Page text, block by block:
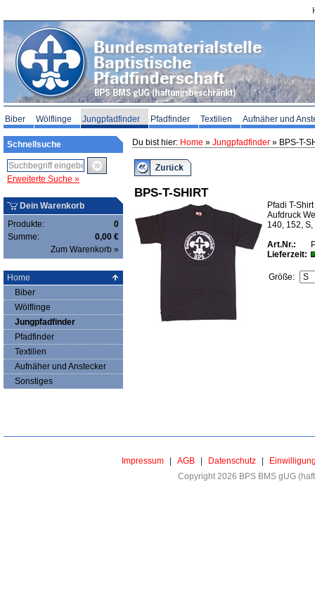
Biber Wölflinge Jungpfadfinder Pfadfinder Textilien Aufnäher und
Schnellsuche
Erweiterte Suche »
Dein Warenkorb
Produkte:
0
Summe:
0,00 €
Zum Warenkorb »
Home
Biber
Wölflinge
Jungpfadfinder
Pfadfinder
Textilien
Aufnäher und Anstecker
Sonstiges
Du bist hier: Home » Jungpfadfinder » BPS-T-
BPS-T-SHIRT
Pfadi T-
Aufdruck
140, 152,
Art.Nr.:
Lieferzeit:
Größe:
Impressum AGB Datenschutz
Copyright 2026 BPS BMS gUG